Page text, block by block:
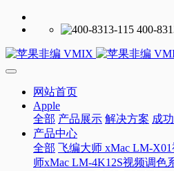
400-
网站首页
Apple
全部 产品展示 解决方案 成
产品中心
全部 飞编大师 xMac LM-
师xMac LM-4K12S视频调色